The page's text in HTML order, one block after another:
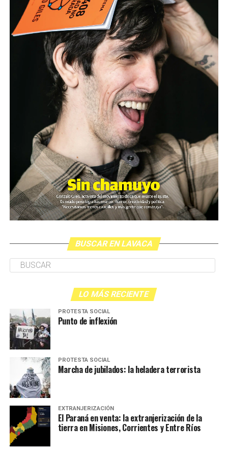
BUSCAR EN LAVACA
LO MÁS RECIENTE
PROTESTA SOCIAL
Punto de inflexión
PROTESTA SOCIAL
Marcha de jubilados: la heladera terrorista
EXTRANJERIZACIÓN
El Paraná en venta: la extranjerización de la
tierra en Misiones, Corrientes y Entre Ríos